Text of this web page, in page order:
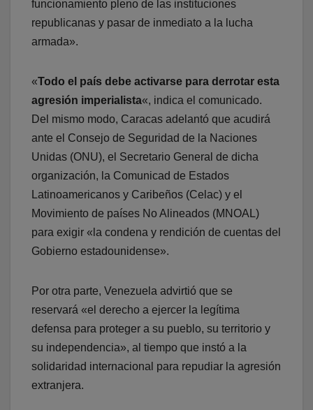
funcionamiento pleno de las instituciones
republicanas y pasar de inmediato a la lucha
armada».
«Todo el país debe activarse para derrotar esta
agresión imperialista«, indica el comunicado.
Del mismo modo, Caracas adelantó que acudirá
ante el Consejo de Seguridad de la Naciones
Unidas (ONU), el Secretario General de dicha
organización, la Comunicad de Estados
Latinoamericanos y Caribeños (Celac) y el
Movimiento de países No Alineados (MNOAL)
para exigir «la condena y rendición de cuentas del
Gobierno estadounidense».
Por otra parte, Venezuela advirtió que se
reservará «el derecho a ejercer la legítima
defensa para proteger a su pueblo, su territorio y
su independencia», al tiempo que instó a la
solidaridad internacional para repudiar la agresión
extranjera.